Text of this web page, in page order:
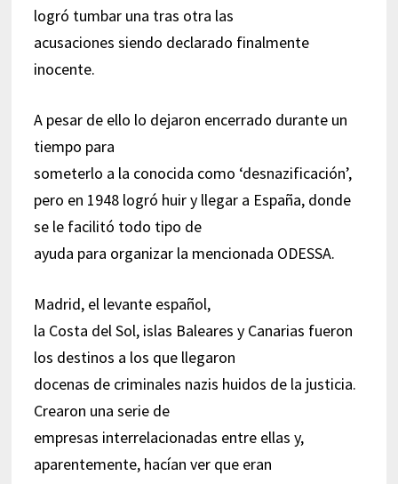
logró tumbar una tras otra las
acusaciones siendo declarado finalmente
inocente.
A pesar de ello lo dejaron encerrado durante un
tiempo para
someterlo a la conocida como ‘desnazificación’,
pero en 1948 logró huir y llegar a España, donde
se le facilitó todo tipo de
ayuda para organizar la mencionada ODESSA.
Madrid, el levante español,
la Costa del Sol, islas Baleares y Canarias fueron
los destinos a los que llegaron
docenas de criminales nazis huidos de la justicia.
Crearon una serie de
empresas interrelacionadas entre ellas y,
aparentemente, hacían ver que eran